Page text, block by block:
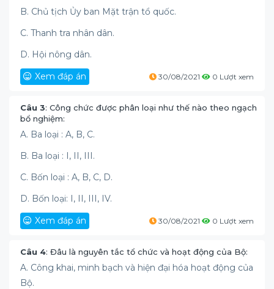
B. Chủ tịch Ủy ban Mặt trận tổ quốc.
C. Thanh tra nhân dân.
D. Hội nông dân.
Xem đáp án
30/08/2021 0 Lượt xem
Câu 3: Công chức được phân loại như thế nào theo ngạch
bổ nghiệm:
A. Ba loại : A, B, C.
B. Ba loại : I, II, III.
C. Bốn loại : A, B, C, D.
D. Bốn loại: I, II, III, IV.
Xem đáp án
30/08/2021 0 Lượt xem
Câu 4: Đâu là nguyên tắc tổ chức và hoạt động của Bộ:
A. Công khai, minh bạch và hiện đại hóa hoạt động của
Bộ.